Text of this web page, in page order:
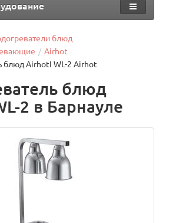
блюд
Airhot
блюд AirhotI WL-2 Airhot
блюд
2 в Барнауле